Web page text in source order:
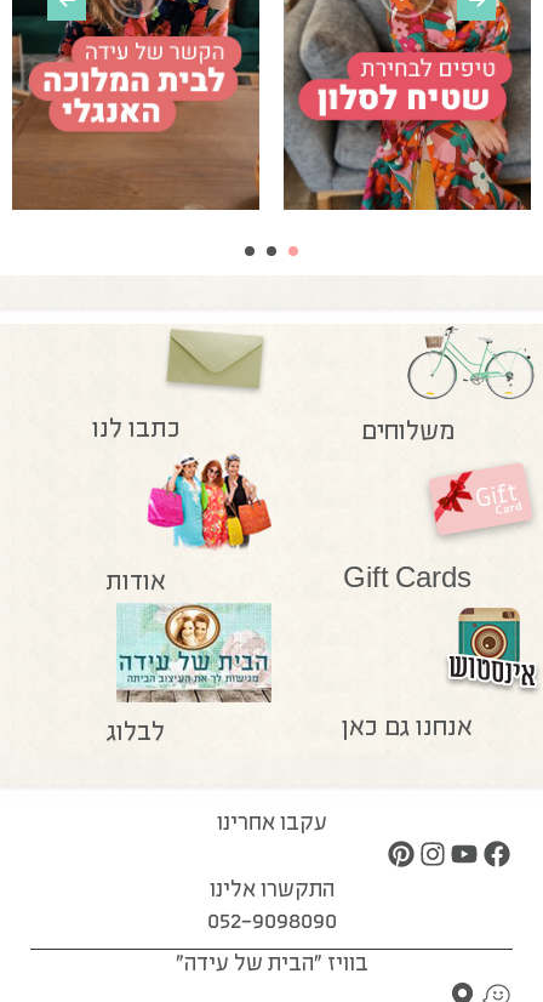
משלוחים כתבו לנו
Gift Cards אודות
אנחנו גם כאן לבלוג
עקבו אחרינו
התקשרו אלינו
052-9098090
בוויז "הבית של עידה"